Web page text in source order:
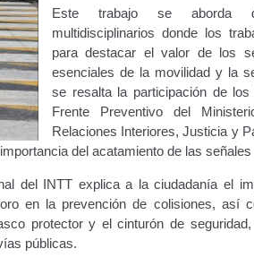
Este trabajo se aborda
multidisciplinarios donde los
para destacar el valor de los
esenciales de la movilidad y la
se resalta la participación de
Frente Preventivo del
Relaciones Interiores, Justicia y
del acatamiento de las
del INTT explica a la ciudadanía el
en la prevención de colisiones, así
protector y el cinturón de
públicas.